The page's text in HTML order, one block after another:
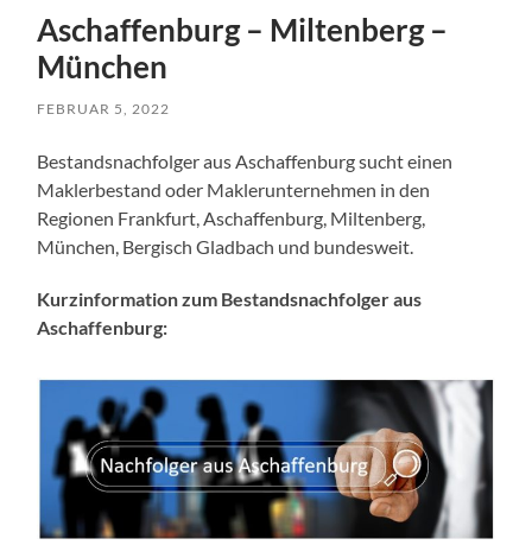
Aschaffenburg – Miltenberg –
München
FEBRUAR 5, 2022
Bestandsnachfolger aus Aschaffenburg sucht einen
Maklerbestand oder Maklerunternehmen in den
Regionen Frankfurt, Aschaffenburg, Miltenberg,
München, Bergisch Gladbach und bundesweit.
Kurzinformation zum Bestandsnachfolger aus
Aschaffenburg: